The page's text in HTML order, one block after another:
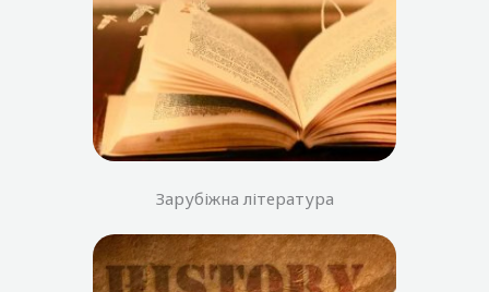
Зарубіжна література